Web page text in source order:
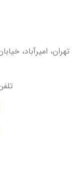
تهران، امیرآباد،